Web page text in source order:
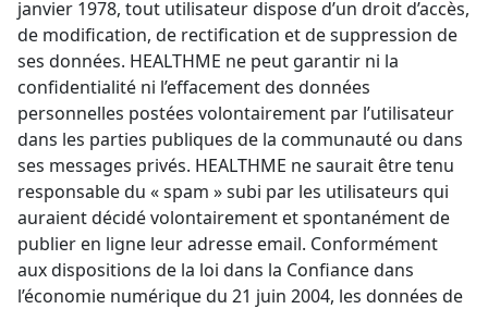
janvier 1978, tout utilisateur dispose d’un droit d’accès,
de modification, de rectification et de suppression de
ses données. HEALTHME ne peut garantir ni la
confidentialité ni l’effacement des données
personnelles postées volontairement par l’utilisateur
dans les parties publiques de la communauté ou dans
ses messages privés. HEALTHME ne saurait être tenu
responsable du « spam » subi par les utilisateurs qui
auraient décidé volontairement et spontanément de
publier en ligne leur adresse email. Conformément
aux dispositions de la loi dans la Confiance dans
l’économie numérique du 21 juin 2004, les données de